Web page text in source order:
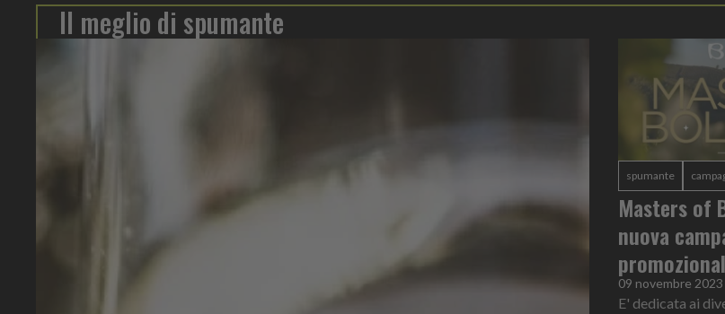
Il meglio di spumante
spumante
Masters of
nuova
09 novembre 2023
E' dedicata ai